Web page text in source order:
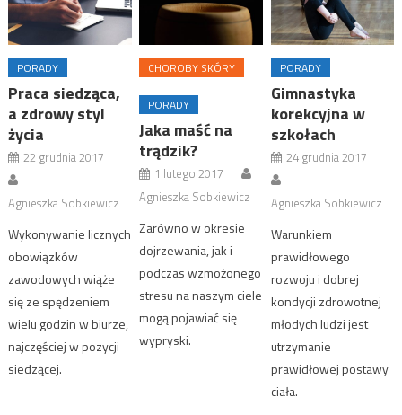
PORADY
Praca siedząca,
a zdrowy styl
życia
22 grudnia 2017
Agnieszka Sobkiewicz
Wykonywanie licznych
obowiązków
zawodowych wiąże
się ze spędzeniem
wielu godzin w biurze,
najczęściej w pozycji
siedzącej.
CHOROBY SKÓRY
PORADY
Jaka maść na
trądzik?
1 lutego 2017
Agnieszka Sobkiewicz
Zarówno w okresie
dojrzewania, jak i
podczas wzmożonego
stresu na naszym ciele
mogą pojawiać się
wypryski.
PORADY
Gimnastyka
korekcyjna w
szkołach
24 grudnia 2017
Agnieszka Sobkiewicz
Warunkiem
prawidłowego
rozwoju i dobrej
kondycji zdrowotnej
młodych ludzi jest
utrzymanie
prawidłowej postawy
ciała.